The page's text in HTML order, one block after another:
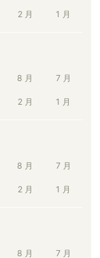
2 月 1 月
8 月 7 月
2 月 1 月
8 月 7 月
2 月 1 月
8 月 7 月